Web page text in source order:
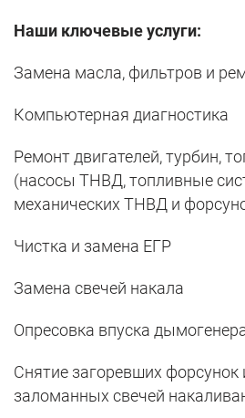
Наши ключевые услуги:
Замена масла, фильтров и
Компьютерная диагностика
Ремонт двигателей, турбин,
(насосы ТНВД, топливные
механических ТНВД и
Чистка и замена ЕГР
Замена свечей накала
Опресовка впуска
Снятие загоревших
заломанных свечей